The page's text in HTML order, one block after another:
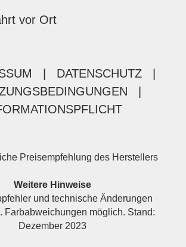
vor Ort
DATENSCHUTZ
Preisempfehlung des Herstellers
Weitere Hinweise
und technische Änderungen
Farbabweichungen möglich. Stand:
Dezember 2023